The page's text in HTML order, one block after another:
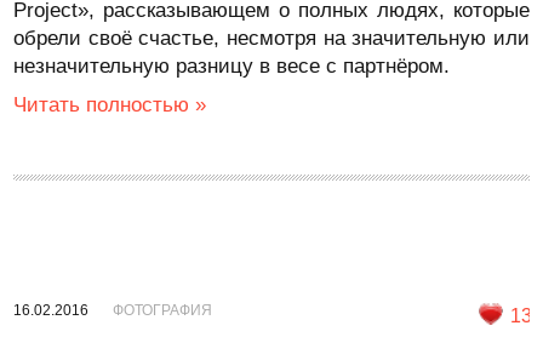
Project», рассказывающем о полных людях, которые
обрели своё счастье, несмотря на значительную или
незначительную разницу в весе с партнёром.
Читать полностью »
16.02.2016 ФОТОГРАФИЯ 13